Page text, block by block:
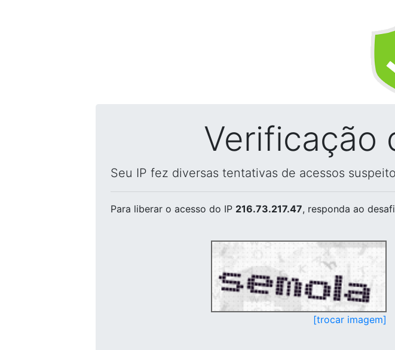
Verificação
Seu IP fez diversas tentativas de acessos
Para liberar o acesso do IP 216.73.217.47, responda ao
[trocar imagem]